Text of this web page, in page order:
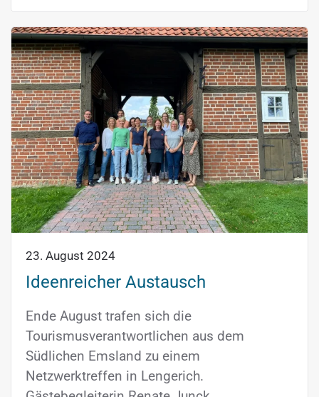
23. August 2024
Ideenreicher Austausch
Ende August trafen sich die
Tourismusverantwortlichen aus dem
Südlichen Emsland zu einem
Netzwerktreffen in Lengerich.